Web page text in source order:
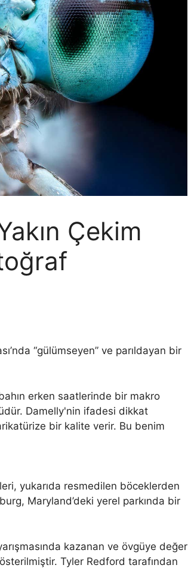
Çekim
“gülümseyen” ve parıldayan bir
yukarıda resmedilen böceklerden
Maryland’deki yerel parkında bir
kazanan ve övgüye değer
Tyler Redford tarafından